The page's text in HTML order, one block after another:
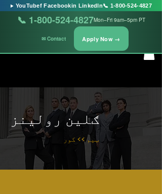
ګلین رولینز
ټیم >> کور
▶ YouTubef Facebookin LinkedIn📞 1-800-524-4827
📞 1-800-524-4827Mon–Fri 9am–5pm PT
✉ Contact Apply Now →